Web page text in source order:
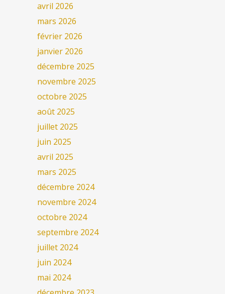
avril 2026
mars 2026
février 2026
janvier 2026
décembre 2025
novembre 2025
octobre 2025
août 2025
juillet 2025
juin 2025
avril 2025
mars 2025
décembre 2024
novembre 2024
octobre 2024
septembre 2024
juillet 2024
juin 2024
mai 2024